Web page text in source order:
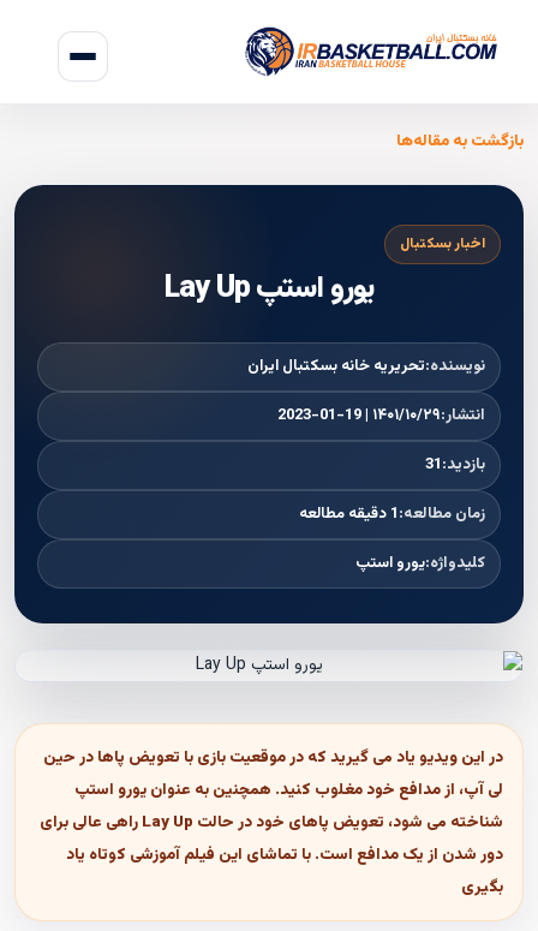
بازگشت به مقاله‌ها
اخبار بسکتبال
یورو استپ Lay Up
نویسنده:تحریریه خانه بسکتبال ایران
انتشار:۱۴۰۱/۱۰/۲۹ | 2023-01-19
بازدید:31
زمان مطالعه:1 دقیقه مطالعه
کلیدواژه:یورو استپ
در این ویدیو یاد می گیرید که در موقعیت بازی با تعویض پاها در حین
لی آپ، از مدافع خود مغلوب کنید. همچنین به عنوان یورو استپ
شناخته می شود، تعویض پاهای خود در حالت Lay Up راهی عالی برای
دور شدن از یک مدافع است. با تماشای این فیلم آموزشی کوتاه یاد
بگیری